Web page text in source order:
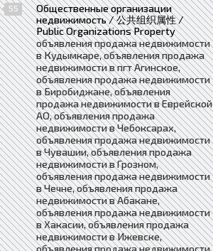
55
Общественные организации
недвижимость / 公共组织属性 /
Public Organizations Property
объявления продажа недвижимости
в Кудымкаре, объявления продажа
недвижимости в пгт Агинское,
объявления продажа недвижимости
в Биробиджане, объявления
продажа недвижимости в Еврейской
АО, объявления продажа
недвижимости в Чебоксарах,
объявления продажа недвижимости
в Чувашии, объявления продажа
недвижимости в Грозном,
объявления продажа недвижимости
в Чечне, объявления продажа
недвижимости в Абакане,
объявления продажа недвижимости
в Хакасии, объявления продажа
недвижимости в Ижевске,
объявления продажа недвижимости